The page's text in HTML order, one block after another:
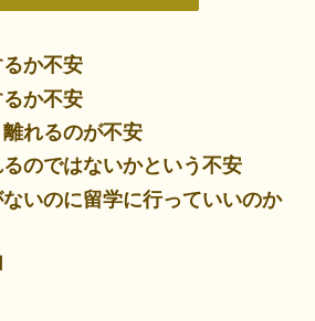
か不安
か不安
れるのが不安
のではないかという不安
いのに留学に行っていいのか